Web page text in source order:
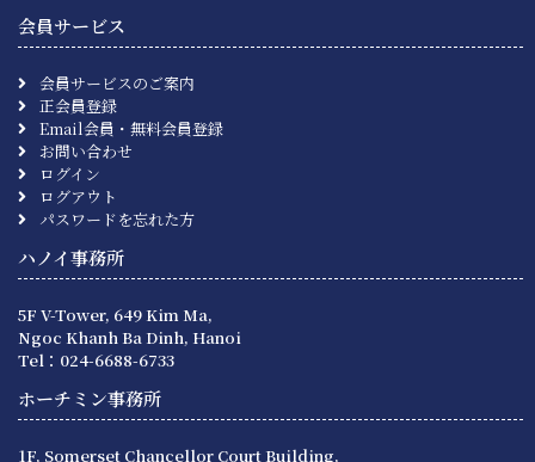
会員サービス
会員サービスのご案内
正会員登録
Email会員・無料会員登録
お問い合わせ
ログイン
ログアウト
パスワードを忘れた方
ハノイ事務所
5F V-Tower, 649 Kim Ma,
Ngoc Khanh Ba Dinh, Hanoi
Tel：024-6688-6733
ホーチミン事務所
1F, Somerset Chancellor Court Building,